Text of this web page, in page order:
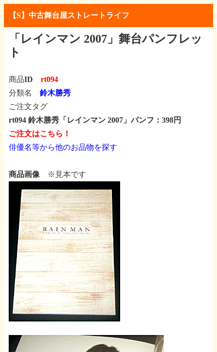
【S】中古舞台屋ストレートライフ
「レインマン 2007」舞台パンフレッ
ト
商品ID rt094
分類名 鈴木勝秀
ご注文タグ
rt094 鈴木勝秀「レインマン 2007」パンフ：398円
ご注文はこちら！
俳優名等から他のお品物を探す
商品画像 ※見本です